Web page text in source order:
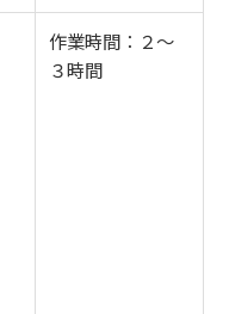
作業時間：２～
３時間